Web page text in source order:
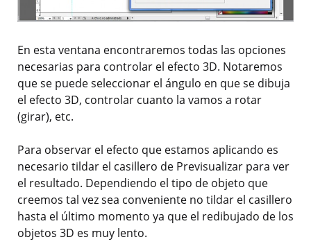
En esta ventana encontraremos todas las opciones
necesarias para controlar el efecto 3D. Notaremos
que se puede seleccionar el ángulo en que se dibuja
el efecto 3D, controlar cuanto la vamos a rotar
(girar), etc.
Para observar el efecto que estamos aplicando es
necesario tildar el casillero de Previsualizar para ver
el resultado. Dependiendo el tipo de objeto que
creemos tal vez sea conveniente no tildar el casillero
hasta el último momento ya que el redibujado de los
objetos 3D es muy lento.